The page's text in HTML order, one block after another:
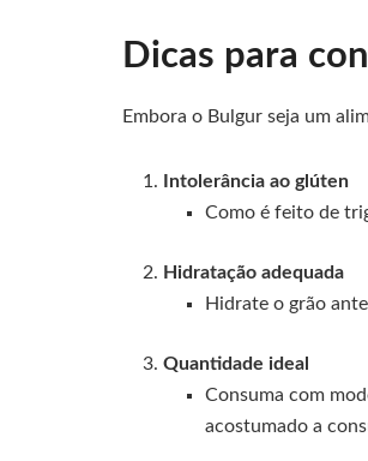
Dicas para
Embora o Bulgur seja um
Intolerância ao glúten
Como é feito de
Hidratação adequada
Hidrate o grão
Quantidade ideal
Consuma com
acostumado a